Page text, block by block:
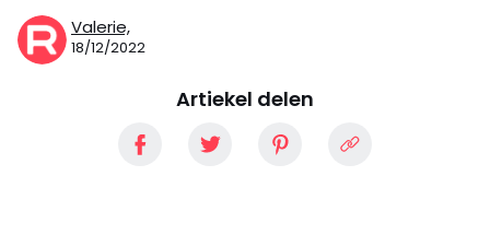
Valerie,
18/12/2022
Artiekel delen